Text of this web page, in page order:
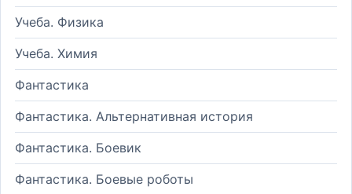
Учеба. Физика
Учеба. Химия
Фантастика
Фантастика. Альтернативная история
Фантастика. Боевик
Фантастика. Боевые роботы